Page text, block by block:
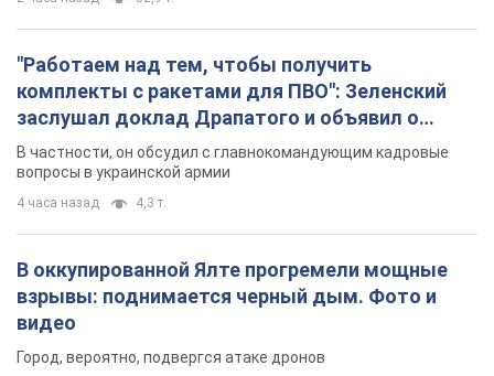
"Работаем над тем, чтобы получить
комплекты с ракетами для ПВО": Зеленский
заслушал доклад Драпатого и объявил о
новых мерах
В частности, он обсудил с главнокомандующим кадровые
вопросы в украинской армии
4 часа назад 4,3 т.
В оккупированной Ялте прогремели мощные
взрывы: поднимается черный дым. Фото и
видео
Город, вероятно, подвергся атаке дронов